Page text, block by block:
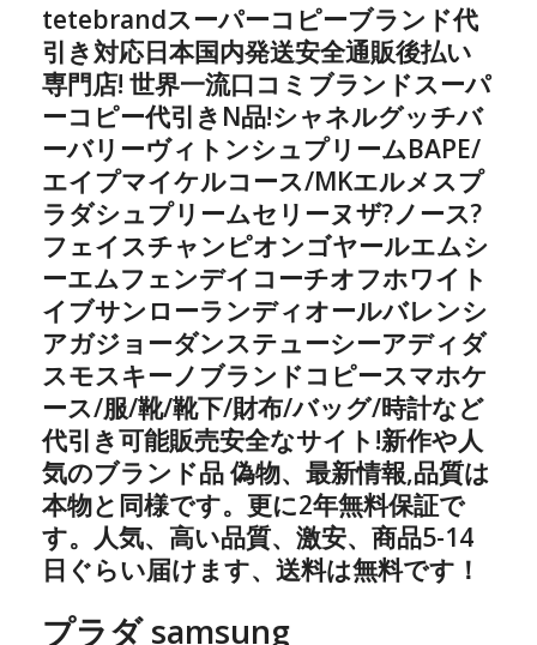
tetebrandスーパーコピーブランド代
引き対応日本国内発送安全通販後払い
専門店! 世界一流口コミブランドスーパ
ーコピー代引きN品!シャネルグッチバ
ーバリーヴィトンシュプリームBAPE/
エイプマイケルコース/MKエルメスプ
ラダシュプリームセリーヌザ?ノース?
フェイスチャンピオンゴヤールエムシ
ーエムフェンデイコーチオフホワイト
イブサンローランディオールバレンシ
アガジョーダンステューシーアディダ
スモスキーノブランドコピースマホケ
ース/服/靴/靴下/財布/バッグ/時計など
代引き可能販売安全なサイト!新作や人
気のブランド品 偽物、最新情報,品質は
本物と同様です。更に2年無料保証で
す。人気、高い品質、激安、商品5-14
日ぐらい届けます、送料は無料です！
プラダ samsung